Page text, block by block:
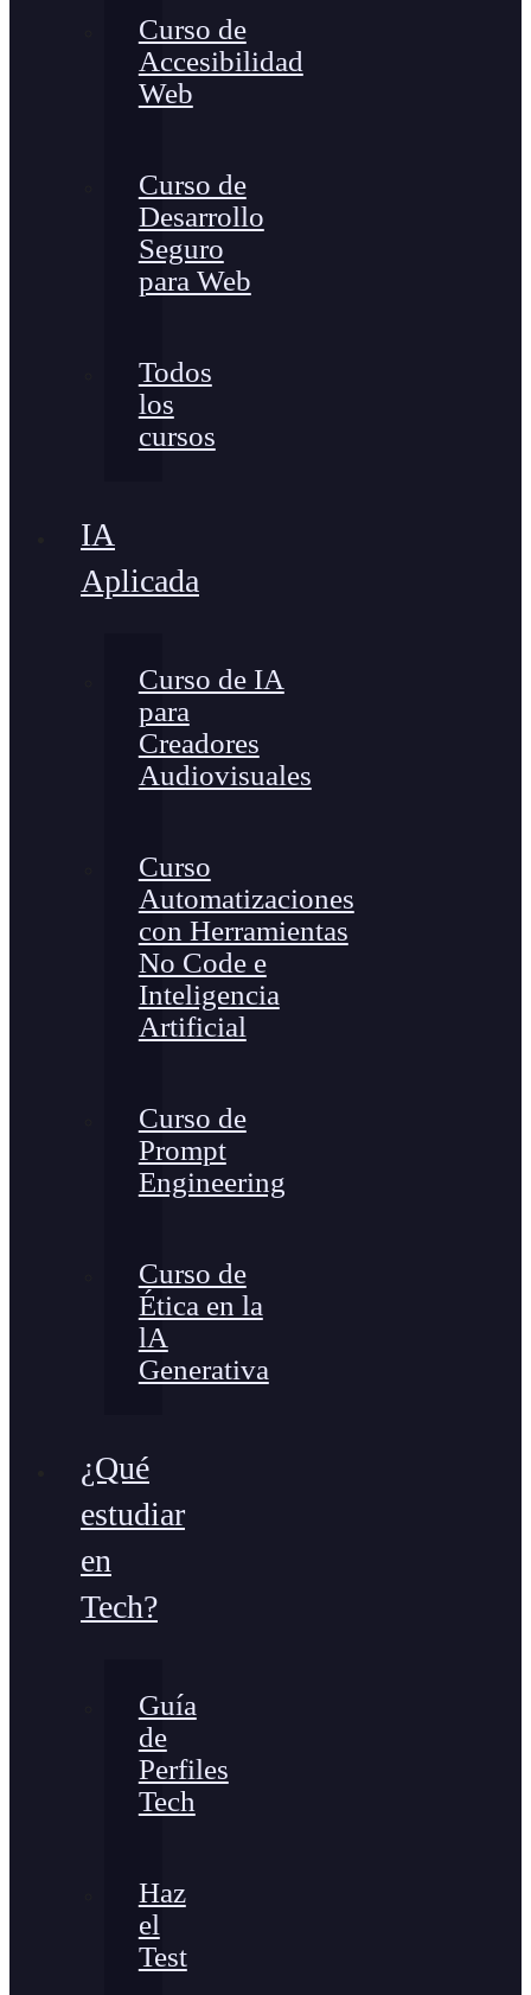
Curso de
Accesibilidad
Web
Curso de
Desarrollo
Seguro
para Web
Todos
los
cursos
IA
Aplicada
Curso de IA
para
Creadores
Audiovisuales
Curso
Automatizaciones
con Herramientas
No Code e
Inteligencia
Artificial
Curso de
Prompt
Engineering
Curso de
Ética en la
lA
Generativa
¿Qué
estudiar
en
Tech?
Guía
de
Perfiles
Tech
Haz
el
Test